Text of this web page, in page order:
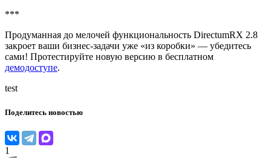
***
Продуманная до мелочей функциональность DirectumRX 2.8
закроет ваши бизнес-задачи уже «из коробки» — убедитесь
сами! Протестируйте новую версию в бесплатном
демодоступе.
test
Поделитесь новостью
1